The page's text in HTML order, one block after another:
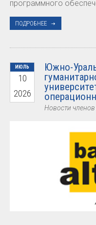
программного
ПОДРОБНЕЕ
ИЮЛЬ
10
2026
Южно-
Новости